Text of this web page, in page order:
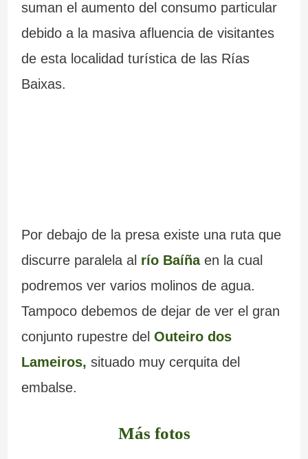
suman el aumento del consumo particular
debido a la masiva afluencia de visitantes
de esta localidad turística de las Rías
Baixas.
Por debajo de la presa existe una ruta que
discurre paralela al río Baíñaen la cual
podremos ver varios molinos de agua.
Tampoco debemos de dejar de ver el gran
conjunto rupestre del Outeiro dos
Lameiros, situado muy cerquita del
embalse.
Más fotos